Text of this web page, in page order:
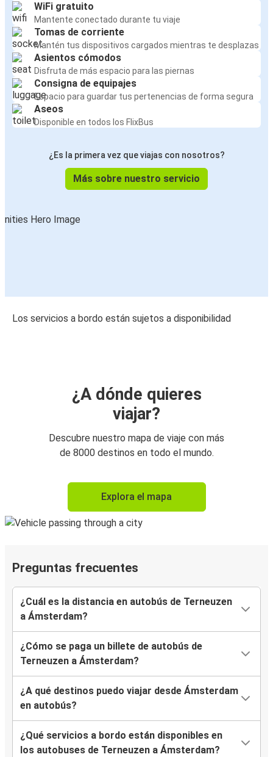
WiFi gratuito
Mantente conectado durante tu viaje
Tomas de corriente
Mantén tus dispositivos cargados mientras te desplazas
Asientos cómodos
Disfruta de más espacio para las piernas
Consigna de equipajes
Espacio para guardar tus pertenencias de forma segura
Aseos
Disponible en todos los FlixBus
¿Es la primera vez que viajas con nosotros?
Más sobre nuestro servicio
Los servicios a bordo están sujetos a disponibilidad
¿A dónde quieres
viajar?
Descubre nuestro mapa de viaje con más
de 8000 destinos en todo el mundo.
Explora el mapa
Preguntas frecuentes
¿Cuál es la distancia en autobús de Terneuzen
a Ámsterdam?
¿Cómo se paga un billete de autobús de
Terneuzen a Ámsterdam?
¿A qué destinos puedo viajar desde Ámsterdam
en autobús?
¿Qué servicios a bordo están disponibles en
los autobuses de Terneuzen a Ámsterdam?